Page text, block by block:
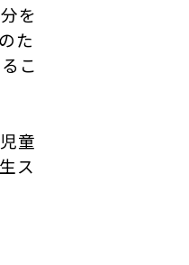
を
た
こ
童
ス